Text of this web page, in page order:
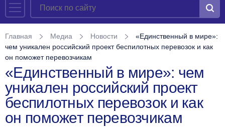
Главная Медиа Новости
«Единственный в мире»:
чем уникален российский проект беспилотных перевозок и как
он поможет перевозчикам
«Единственный в мире»: чем
уникален российский проект
беспилотных перевозок и как
он поможет перевозчикам